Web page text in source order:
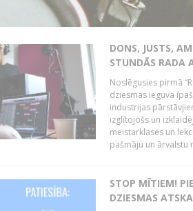
DONS, JUSTS,
STUNDĀS RADA
Noslēgusies pirmā
dziesmas ieguva
industrijas
izglītojošs un
meistarklases un
pašmāju un ārvalstu
STOP MĪTIEM!
DZIESMAS